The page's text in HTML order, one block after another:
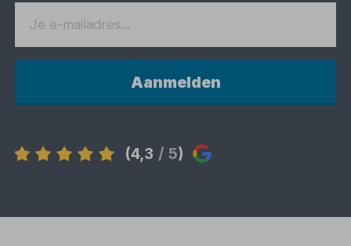
Aanmelden
(4,3 / 5)